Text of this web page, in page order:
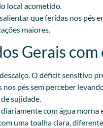
local acometido.
que feridas nos pés
maiores.
Gerais
O déficit sensitivo
nos pés sem perceber
sujidade.
diariamente com água
uma toalha clara,